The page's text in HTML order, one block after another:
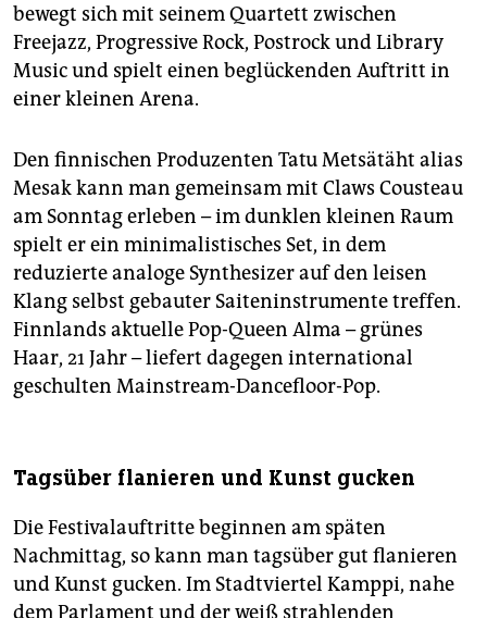
bewegt sich mit seinem Quartett zwischen
Freejazz, Progressive Rock, Postrock und Library
Music und spielt einen beglückenden Auftritt in
einer kleinen Arena.
Den finnischen Produzenten Tatu Metsätäht alias
Mesak kann man gemeinsam mit Claws Cousteau
am Sonntag erleben – im dunklen kleinen Raum
spielt er ein minimalistisches Set, in dem
reduzierte analoge Synthesizer auf den leisen
Klang selbst gebauter Saiteninstrumente treffen.
Finnlands aktuelle Pop-Queen Alma – grünes
Haar, 21 Jahr – liefert dagegen international
geschulten Mainstream-Dancefloor-Pop.
Tagsüber flanieren und Kunst gucken
Die Festivalauftritte beginnen am späten
Nachmittag, so kann man tagsüber gut flanieren
und Kunst gucken. Im Stadtviertel Kamppi, nahe
dem Parlament und der weiß strahlenden